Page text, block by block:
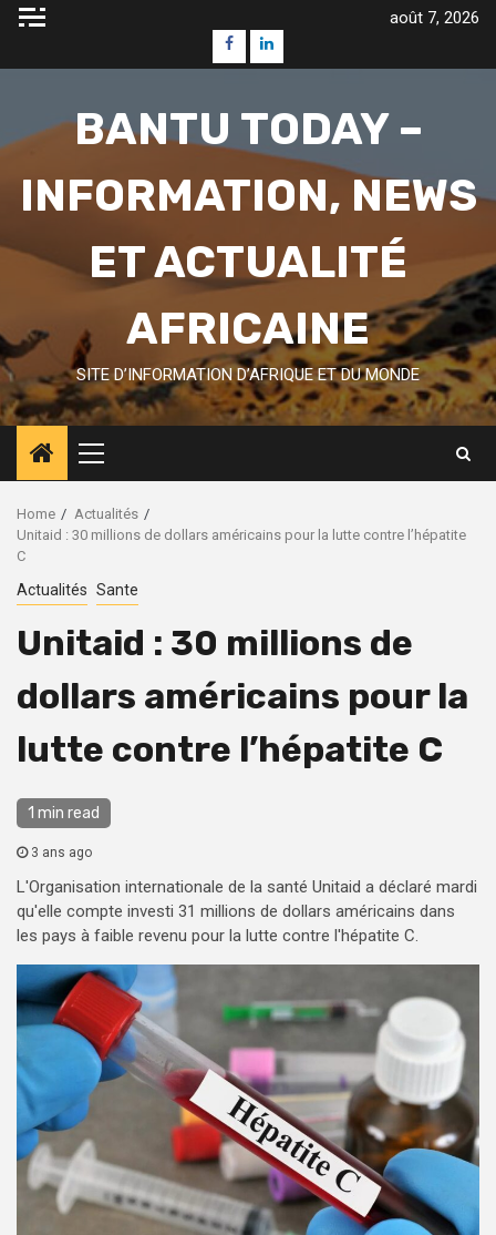
Skip
août 7, 2026
FacebookLinkedin
BANTU TODAY –
INFORMATION, NEWS
ET ACTUALITÉ
AFRICAINE
SITE D’INFORMATION D’AFRIQUE ET DU MONDE
Primary
Menu
Home
Actualités
Unitaid : 30 millions de dollars américains pour la lutte contre l’hépatite
C
Actualités Sante
Unitaid : 30 millions de
dollars américains pour la
lutte contre l’hépatite C
1 min read
3 ans ago
L'Organisation internationale de la santé Unitaid a déclaré mardi
qu'elle compte investi 31 millions de dollars américains dans
les pays à faible revenu pour la lutte contre l'hépatite C.